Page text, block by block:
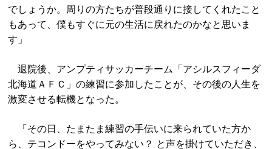
でしょうか。周りの方たちが普段通りに接してくれたこと
もあって、僕もすぐに元の生活に戻れたのかなと思いま
す」
退院後、アンプティサッカーチーム「アシルスフィーダ
北海道ＡＦＣ」の練習に参加したことが、その後の人生を
激変させる転機となった。
「その日、たまたま練習の手伝いに来られていた方か
ら、テコンドーをやってみない？ と声を掛けていただき、